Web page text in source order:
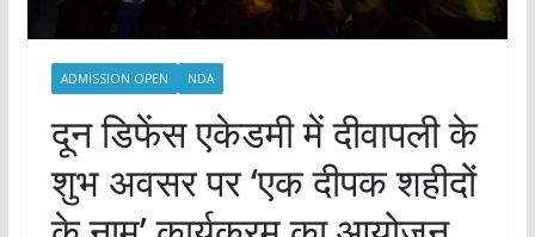
ADMISSION OPEN NDA
दून डिफेंस एकेडमी में दीवापली के
शुभ अवसर पर ‘एक दीपक शहीदों